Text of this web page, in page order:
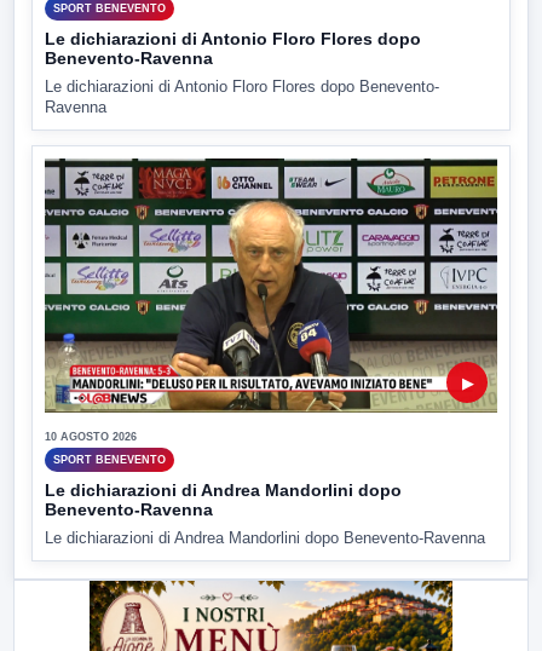
SPORT BENEVENTO
Le dichiarazioni di Antonio Floro Flores dopo
Benevento-Ravenna
Le dichiarazioni di Antonio Floro Flores dopo Benevento-
Ravenna
▶
10 AGOSTO 2026
SPORT BENEVENTO
Le dichiarazioni di Andrea Mandorlini dopo
Benevento-Ravenna
Le dichiarazioni di Andrea Mandorlini dopo Benevento-Ravenna